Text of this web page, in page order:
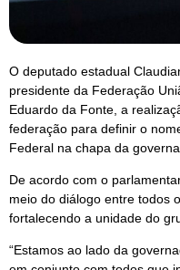
O deputado estadual
presidente da Federação
Eduardo da Fonte, a
federação para definir o
Federal na chapa da
De acordo com o
meio do diálogo entre todos
fortalecendo a unidade do
“Estamos ao lado da